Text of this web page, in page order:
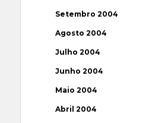
Setembro 2004
Agosto 2004
Julho 2004
Junho 2004
Maio 2004
Abril 2004